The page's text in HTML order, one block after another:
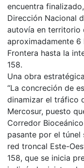
encuentra
Dirección Nacional
autovía en territorio
aproximadamente
Frontera hasta la
158.
Una obra estratégica
“La concreción de
dinamizar el tráfico
Mercosur, puesto
Corredor
pasante por el túnel
red troncal Este-
158, que se inicia